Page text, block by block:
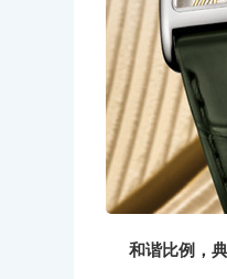
和谐比例，